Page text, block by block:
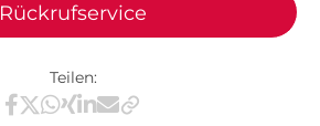
Rückrufservice
Teilen:
Teilen via Facebook
Teilen via X / Twitter
Teilen via WhatsApp
Teilen via Xing
Teilen via LinkedIn
Teilen via E-Mail